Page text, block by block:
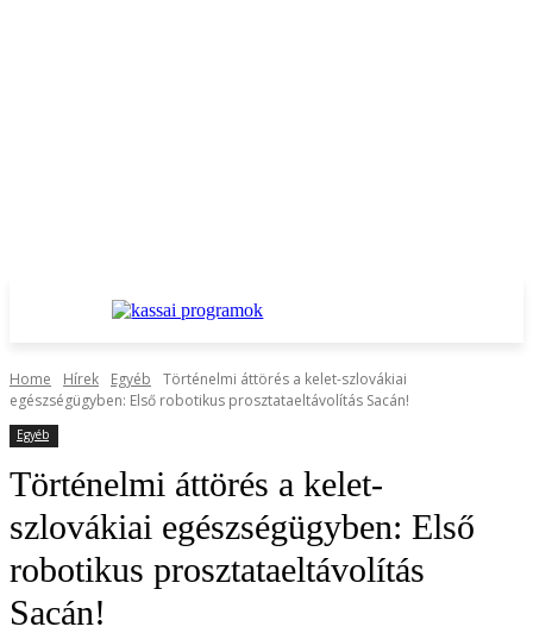
Home Hírek Egyéb
Történelmi áttörés a kelet-szlovákiai
egészségügyben: Első robotikus prosztataeltávolítás Sacán!
Egyéb
Történelmi áttörés a kelet-
szlovákiai egészségügyben: Első
robotikus prosztataeltávolítás
Sacán!